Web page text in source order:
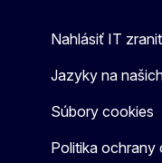
Nahlásiť IT
Jazyky na
Súbory cookies
Politika